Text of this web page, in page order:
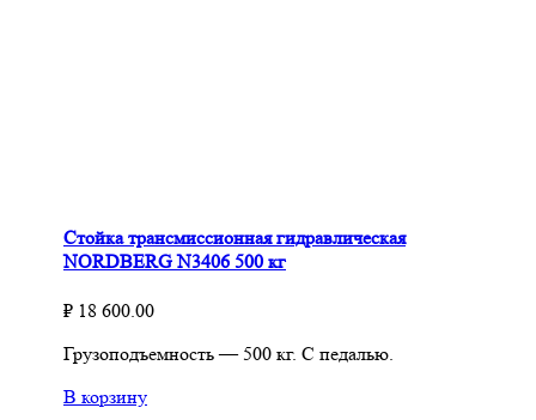
Стойка трансмиссионная гидравлическая
NORDBERG N3406 500 кг
₽ 18 600.00
Грузоподъемность — 500 кг. С педалью.
В корзину